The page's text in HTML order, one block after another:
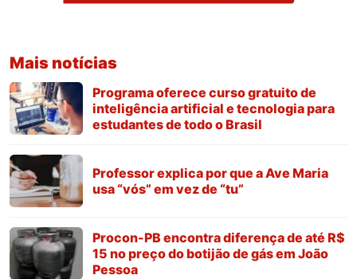
Mais notícias
Programa oferece curso gratuito de
inteligência artificial e tecnologia para
estudantes de todo o Brasil
Professor explica por que a Ave Maria
usa “vós” em vez de “tu”
Procon-PB encontra diferença de até R$
15 no preço do botijão de gás em João
Pessoa